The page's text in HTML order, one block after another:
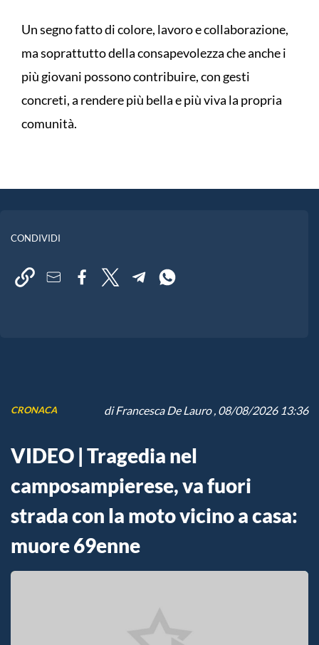
Un segno fatto di colore, lavoro e collaborazione,
ma soprattutto della consapevolezza che anche i
più giovani possono contribuire, con gesti
concreti, a rendere più bella e più viva la propria
comunità.
CONDIVIDI
CRONACA diFrancesca De Lauro, 08/08/2026 13:36
VIDEO | Tragedia nel
camposampierese, va fuori
strada con la moto vicino a casa:
muore 69enne